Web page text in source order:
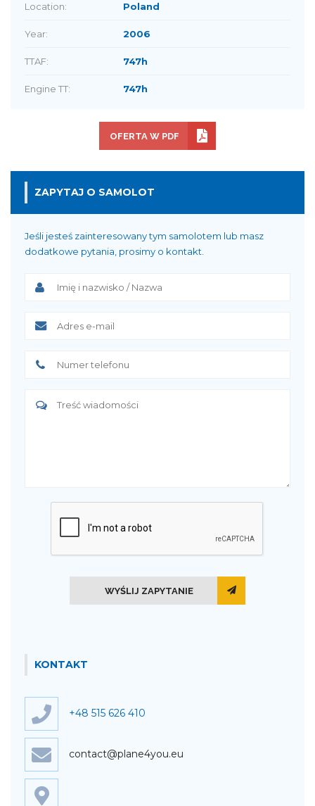
Location: Poland
Year: 2006
TTAF: 747h
Engine TT: 747h
OFERTA W PDF
ZAPYTAJ O SAMOLOT
Jeśli jesteś zainteresowany tym samolotem lub masz
dodatkowe pytania, prosimy o kontakt.
WYŚLIJ ZAPYTANIE
KONTAKT
+48 515 626 410
contact@plane4you.eu